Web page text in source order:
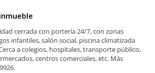
cerrada con portería 24/7, con zonas
infantiles, salón social, piscina climatizada
a colegios, hospitales, transporte público,
centros comerciales, etc. Más